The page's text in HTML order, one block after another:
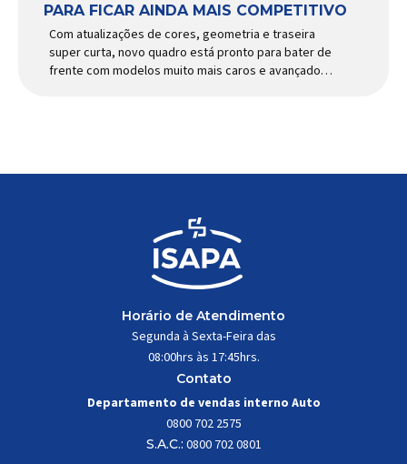
PARA FICAR AINDA MAIS COMPETITIVO
Com atualizações de cores, geometria e traseira
super curta, novo quadro está pronto para bater de
frente com modelos muito mais caros e avançados
Horário de Atendimento
Segunda à Sexta-Feira das
08:00hrs às 17:45hrs.
Contato
Departamento de vendas interno Auto
0800 702 2575
S.A.C.: 0800 702 0801